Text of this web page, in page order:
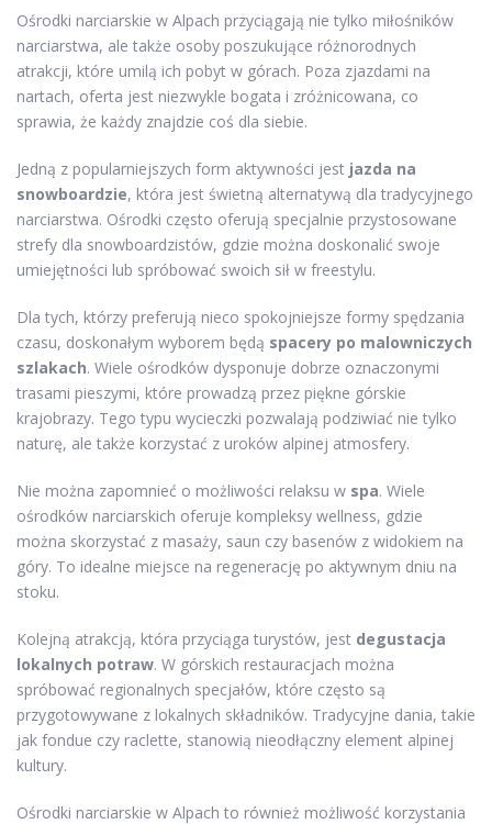
Ośrodki narciarskie w Alpach przyciągają nie tylko miłośników
narciarstwa, ale także osoby poszukujące różnorodnych
atrakcji, które umilą ich pobyt w górach. Poza zjazdami na
nartach, oferta jest niezwykle bogata i zróżnicowana, co
sprawia, że każdy znajdzie coś dla siebie.
Jedną z popularniejszych form aktywności jest jazda na
snowboardzie, która jest świetną alternatywą dla tradycyjnego
narciarstwa. Ośrodki często oferują specjalnie przystosowane
strefy dla snowboardzistów, gdzie można doskonalić swoje
umiejętności lub spróbować swoich sił w freestylu.
Dla tych, którzy preferują nieco spokojniejsze formy spędzania
czasu, doskonałym wyborem będą spacery po malowniczych
szlakach. Wiele ośrodków dysponuje dobrze oznaczonymi
trasami pieszymi, które prowadzą przez piękne górskie
krajobrazy. Tego typu wycieczki pozwalają podziwiać nie tylko
naturę, ale także korzystać z uroków alpinej atmosfery.
Nie można zapomnieć o możliwości relaksu w spa. Wiele
ośrodków narciarskich oferuje kompleksy wellness, gdzie
można skorzystać z masaży, saun czy basenów z widokiem na
góry. To idealne miejsce na regenerację po aktywnym dniu na
stoku.
Kolejną atrakcją, która przyciąga turystów, jest degustacja
lokalnych potraw. W górskich restauracjach można
spróbować regionalnych specjałów, które często są
przygotowywane z lokalnych składników. Tradycyjne dania, takie
jak fondue czy raclette, stanowią nieodłączny element alpinej
kultury.
Ośrodki narciarskie w Alpach to również możliwość korzystania